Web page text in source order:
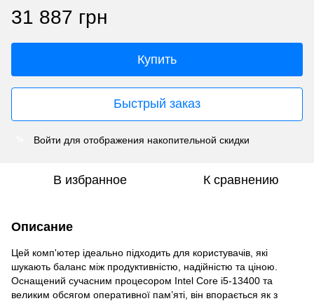
31 887 грн
Купить
Быстрый заказ
Войти для отображения накопительной скидки
В избранное К сравнению
Описание
Цей комп'ютер ідеально підходить для користувачів, які
шукають баланс між продуктивністю, надійністю та ціною.
Оснащений сучасним процесором Intel Core i5-13400 та
великим обсягом оперативної пам’яті, він впорається як з